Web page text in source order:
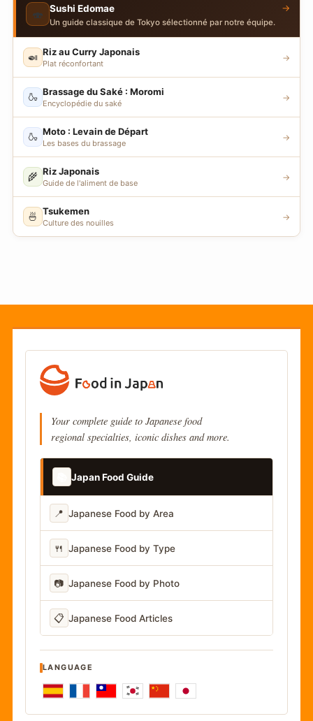
🍣 Sushi Edomae
Un guide classique de Tokyo sélectionné par notre équipe.
→
🍛 Riz au Curry Japonais
Plat réconfortant
→
🍶 Brassage du Saké : Moromi
Encyclopédie du saké
→
🍶 Moto : Levain de Départ
Les bases du brassage
→
🌾 Riz Japonais
Guide de l'aliment de base
→
🍜 Tsukemen
Culture des nouilles
→
Your complete guide to Japanese food
regional specialties, iconic dishes and more.
Japan Food Guide
📍 Japanese Food by Area
🍴 Japanese Food by Type
📷 Japanese Food by Photo
📋 Japanese Food Articles
LANGUAGE